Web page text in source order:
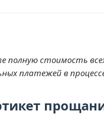
стоимость
платежей в